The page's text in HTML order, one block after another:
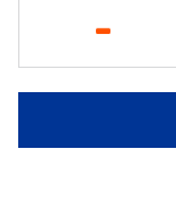
-